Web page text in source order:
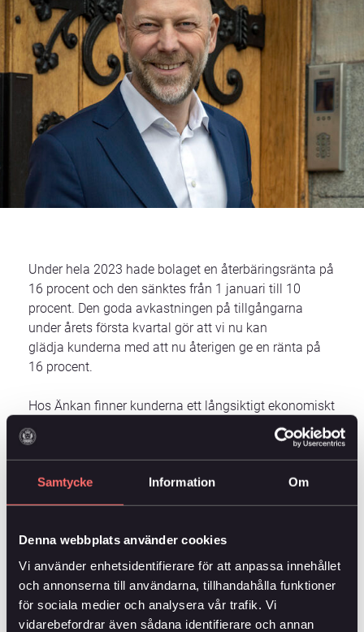
Samtycke Information Om
Denna webbplats använder cookies
Vi använder enhetsidentifierare för att anpassa innehållet
och annonserna till användarna, tillhandahålla funktioner
för sociala medier och analysera vår trafik. Vi
vidarebefordrar även sådana identifierare och annan
Under hela 2023 hade bolaget en återbäringsränta på
16 procent och den sänktes från 1 januari till 10
procent. Den goda avkastningen på tillgångarna
under årets första kvartal gör att vi nu kan
glädja kunderna med att nu återigen ge en ränta på
16 procent.
Hos Änkan finner kunderna ett långsiktigt ekonomiskt
skydd för sina närstående men också möjlighet till en
bra affär. Genom den unika premiemodellen får
kunderna tillbaka allt överskott som
försäkringen bidragit med.
vi är extra stolta över de ekonomiska nyckeltalen över
en femårsperiod.
● Genomsnittlig återbäringsränta över fem år är 11,3
procent